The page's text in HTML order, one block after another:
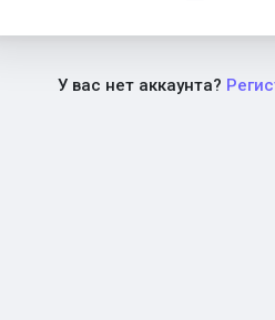
У вас нет аккаунта?